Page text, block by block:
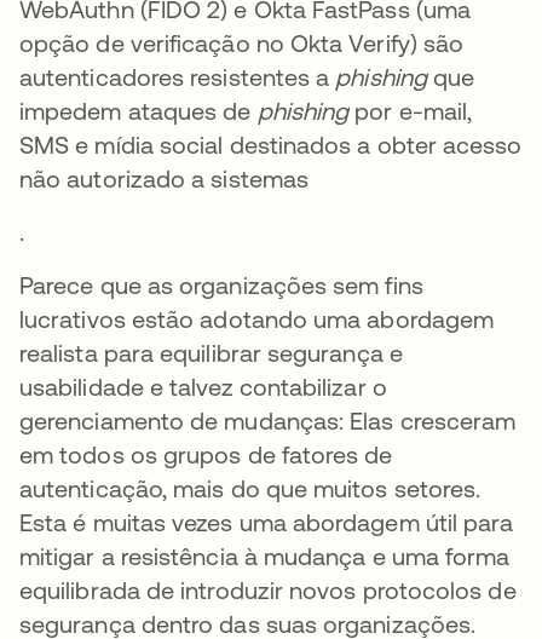
WebAuthn (FIDO 2) e Okta FastPass (uma
opção de verificação no Okta Verify) são
autenticadores resistentes a phishingque
impedem ataques de phishingpor e-mail,
SMS e mídia social destinados a obter acesso
não autorizado a sistemas
.
Parece que as organizações sem fins
lucrativos estão adotando uma abordagem
realista para equilibrar segurança e
usabilidade e talvez contabilizar o
gerenciamento de mudanças: Elas cresceram
em todos os grupos de fatores de
autenticação, mais do que muitos setores.
Esta é muitas vezes uma abordagem útil para
mitigar a resistência à mudança e uma forma
equilibrada de introduzir novos protocolos de
segurança dentro das suas organizações.